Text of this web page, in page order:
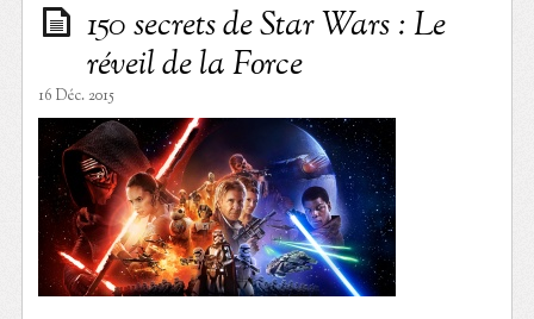
150 secrets de Star Wars : Le
réveil de la Force
16 Déc. 2015